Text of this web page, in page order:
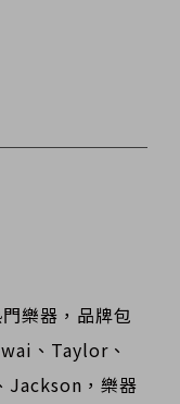
樂器，品牌包
、Taylor、
Jackson，樂器